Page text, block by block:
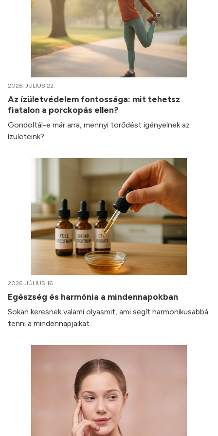
2026. JÚLIUS 22.
Az ízületvédelem fontossága: mit tehetsz
fiatalon a porckopás ellen?
Gondoltál-e már arra, mennyi törődést igényelnek az
ízületeink?
2026. JÚLIUS 16.
Egészség és harmónia a mindennapokban
Sokan keresnek valami olyasmit, ami segít harmonikusabbá
tenni a mindennapjaikat.